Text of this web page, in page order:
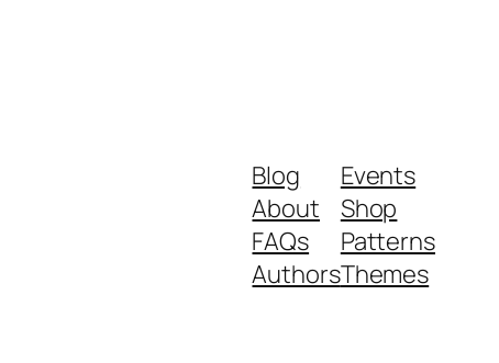
Blog
About
FAQs
Authors
Events
Shop
Patterns
Themes